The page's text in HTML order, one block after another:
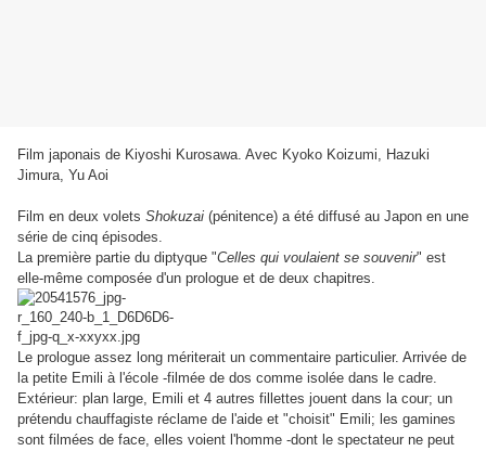
Film japonais de Kiyoshi Kurosawa. Avec Kyoko Koizumi, Hazuki
Jimura, Yu Aoi
Film en deux volets Shokuzai (pénitence) a été diffusé au Japon en une
série de cinq épisodes.
La première partie du diptyque "Celles qui voulaient se souvenir" est
elle-même composée d'un prologue et de deux chapitres.
Le prologue assez long mériterait un commentaire particulier. Arrivée de
la petite Emili à l'école -filmée de dos comme isolée dans le cadre.
Extérieur: plan large, Emili et 4 autres fillettes jouent dans la cour; un
prétendu chauffagiste réclame de l'aide et "choisit" Emili; les gamines
sont filmées de face, elles voient l'homme -dont le spectateur ne peut